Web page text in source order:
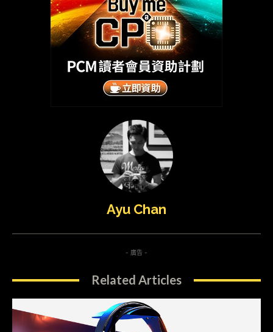
Ayu Chan
- 廣告 -
Related Articles